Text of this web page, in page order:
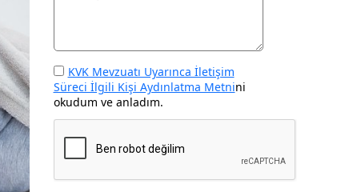
KVK Mevzuatı Uyarınca İletişim
Süreci İlgili Kişi Aydınlatma Metnini
okudum ve anladım.